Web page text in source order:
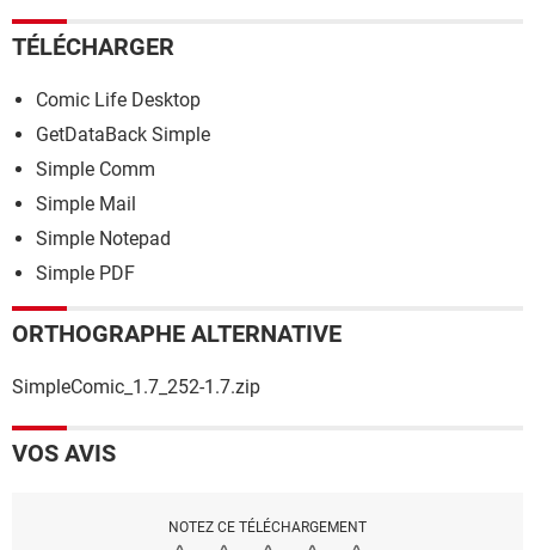
TÉLÉCHARGER
Comic Life Desktop
GetDataBack Simple
Simple Comm
Simple Mail
Simple Notepad
Simple PDF
ORTHOGRAPHE ALTERNATIVE
SimpleComic_1.7_252-1.7.zip
VOS AVIS
NOTEZ CE TÉLÉCHARGEMENT